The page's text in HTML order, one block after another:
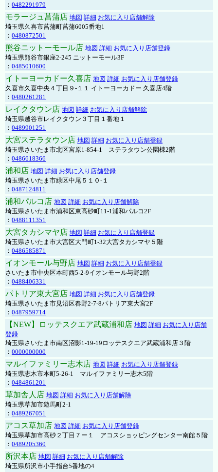
： 0482291979
モラージュ菖蒲店 地図 詳細 お気に入り店舗解除
埼玉県久喜市菖蒲町菖蒲6005番地1
： 0480872501
熊谷ニットーモール店 地図 詳細 お気に入り店舗登録
埼玉県熊谷市銀座2-245 ニットーモール3F
： 0485010600
イトーヨーカドー久喜店 地図 詳細 お気に入り店舗登録
久喜市久喜中央４丁目９-１１ イトーヨーカドー 久喜店4階
： 0480261281
レイクタウン店 地図 詳細 お気に入り店舗解除
埼玉県越谷市レイクタウン３丁目１番地１
： 0489901251
大宮ステラタウン店 地図 詳細 お気に入り店舗登録
埼玉県さいたま市北区宮原1-854-1 ステラタウン公園棟2階
： 0486618366
浦和店 地図 詳細 お気に入り店舗登録
埼玉県さいたま市緑区中尾５１０-１
： 0487124811
浦和パルコ店 地図 詳細 お気に入り店舗解除
埼玉県さいたま市浦和区東高砂町11-1浦和パルコ2F
： 0488111351
大宮タカシマヤ店 地図 詳細 お気に入り店舗登録
埼玉県さいたま市大宮区大門町1-32大宮タカシマヤ５階
： 0486585871
イオンモール与野店 地図 詳細 お気に入り店舗登録
さいたま市中央区本町西5-2-9イオンモール与野2階
： 0488406331
パトリア東大宮店 地図 詳細 お気に入り店舗登録
埼玉県さいたま市見沼区春野2-7-8パトリア東大宮2F
： 0487959714
【NEW】ロッテスクエア武蔵浦和店 地図 詳細 お気に入り店舗
登録
埼玉県さいたま市南区沼影1-19-19ロッテスクエア武蔵浦和店３階
： 0000000000
マルイファミリー志木店 地図 詳細 お気に入り店舗登録
埼玉県志木市本町5-26-1 マルイファミリー志木5階
： 0484861201
草加舎人店 地図 詳細 お気に入り店舗解除
埼玉県草加市遊馬町2-1
： 0489267051
アコス草加店 地図 詳細 お気に入り店舗登録
埼玉県草加市高砂２丁目７ー１ アコスショッピングセンター南館５階
： 0489205360
所沢本店 地図 詳細 お気に入り店舗解除
埼玉県所沢市小手指台5番地の4